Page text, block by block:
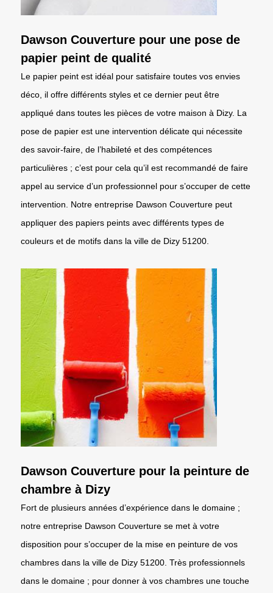
Dawson Couverture pour une pose de
papier peint de qualité
Le papier peint est idéal pour satisfaire toutes vos envies
déco, il offre différents styles et ce dernier peut être
appliqué dans toutes les pièces de votre maison à Dizy. La
pose de papier est une intervention délicate qui nécessite
des savoir-faire, de l’habileté et des compétences
particulières ; c’est pour cela qu’il est recommandé de faire
appel au service d’un professionnel pour s’occuper de cette
intervention. Notre entreprise Dawson Couverture peut
appliquer des papiers peints avec différents types de
couleurs et de motifs dans la ville de Dizy 51200.
Dawson Couverture pour la peinture de
chambre à Dizy
Fort de plusieurs années d’expérience dans le domaine ;
notre entreprise Dawson Couverture se met à votre
disposition pour s’occuper de la mise en peinture de vos
chambres dans la ville de Dizy 51200. Très professionnels
dans le domaine ; pour donner à vos chambres une touche